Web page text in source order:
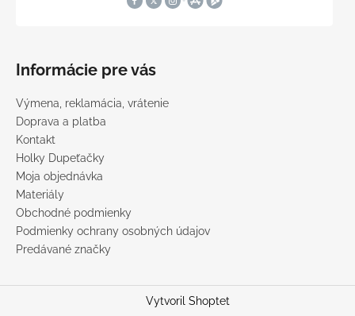
Informácie pre vás
Výmena, reklamácia, vrátenie
Doprava a platba
Kontakt
Holky Dupeťačky
Moja objednávka
Materiály
Obchodné podmienky
Podmienky ochrany osobných údajov
Predávané značky
Vytvoril Shoptet